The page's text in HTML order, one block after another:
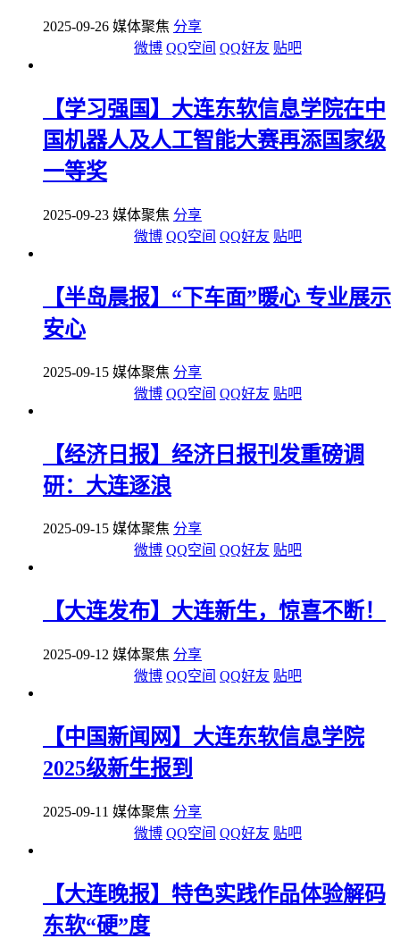
2025-09-26 媒体聚焦 分享
微博 QQ空间 QQ好友 贴吧
【学习强国】大连东软信息学院在中
国机器人及人工智能大赛再添国家级
一等奖
2025-09-23 媒体聚焦 分享
微博 QQ空间 QQ好友 贴吧
【半岛晨报】“下车面”暖心 专业展示
安心
2025-09-15 媒体聚焦 分享
微博 QQ空间 QQ好友 贴吧
【经济日报】经济日报刊发重磅调
研：大连逐浪
2025-09-15 媒体聚焦 分享
微博 QQ空间 QQ好友 贴吧
【大连发布】大连新生，惊喜不断！
2025-09-12 媒体聚焦 分享
微博 QQ空间 QQ好友 贴吧
【中国新闻网】大连东软信息学院
2025级新生报到
2025-09-11 媒体聚焦 分享
微博 QQ空间 QQ好友 贴吧
【大连晚报】特色实践作品体验解码
东软“硬”度